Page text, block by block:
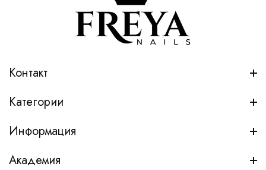
Контакт
Категории
Информация
Академия